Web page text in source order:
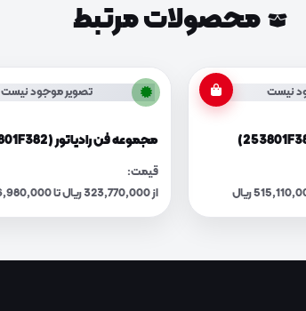
محصولات مرتبط
نیست تصویر موجود نیست
مجموعه فن رادیاتور (253801F382)
قیمت:
از 323,770,000 ریال تا 336,980,000 ریال